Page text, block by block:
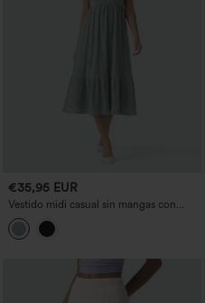
€35,95 EUR
Vestido midi casual sin mangas con
escote en V